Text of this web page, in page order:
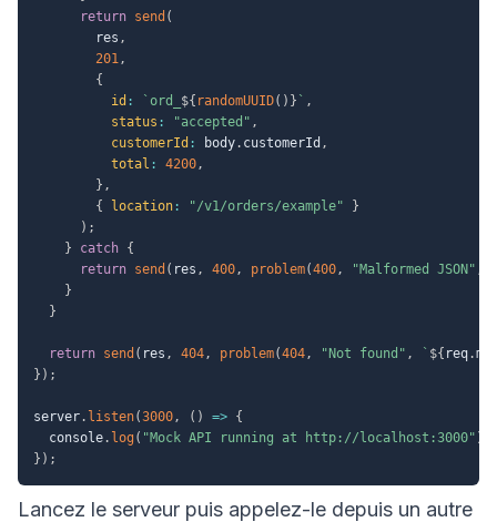
return send (
        res
,
201,
{
id : ` ord_ ${ randomUUID( ) } ` ,
status : "accepted" ,
customerId : body. customerId ,
total : 4200,
} ,
{
location : "/v1/orders/example"
}
) ;
}
catch {
return send ( res , 400, problem(400, "Malformed JSON" ,
}
}
return send ( res , 404, problem(404, "Not found" , ` ${ req.
} ) ;
server. listen(3000, ( ) => {
  console
. log ( "Mock API running at http://localhost:3000" )
} ) ;
Lancez le serveur puis appelez-le depuis un autre